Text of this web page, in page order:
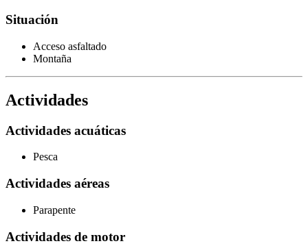
Situación
Acceso asfaltado
Montaña
Actividades
Actividades acuáticas
Pesca
Actividades aéreas
Parapente
Actividades de motor